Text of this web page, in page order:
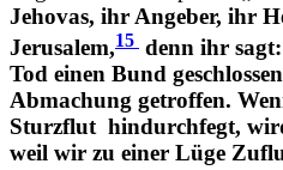
Jehovas, ihr Angeber, ihr
Jerusalem,15 denn ihr
Tod einen Bund
Abmachung getroffen.
Sturzflut hindurchfegt,
weil wir zu einer Lüge